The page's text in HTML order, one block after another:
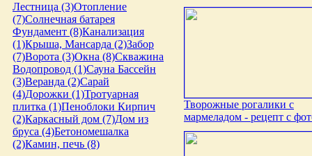
Лестница (3)Отопление
(7)Солнечная батарея
Фундамент (8)Канализация
(1)Крыша, Мансарда (2)Забор
(7)Ворота (3)Окна (8)Скважина
Водопровод (1)Сауна Бассейн
(3)Веранда (2)Сарай
(4)Дорожки (1)Тротуарная
плитка (1)Пеноблоки Кирпич
(2)Каркасный дом (7)Дом из
бруса (4)Бетономешалка
(2)Камин, печь (8)
Творожные рогалики с
мармеладом - рецепт с